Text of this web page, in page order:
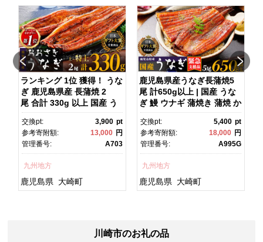
ランキング 1位 獲得！ うな
ぎ 鹿児島県産 長蒲焼 2
尾 合計 330g 以上 国産 う
なぎ 鰻 ウナギ 蒲焼き 蒲
焼 かばやき 魚 魚介 魚貝 海
鮮 うな重 ひつまぶし 蒲
焼 訳あり ギフト 人気 おす
半島 A703
交換pt: 3,900 pt
参考寄附額:
13,000 円
管理番号:
A703
九州地方
鹿児島県 大崎町
鹿児島県産うなぎ長蒲焼5
尾 計650g以上 | 国産 うな
ぎ 鰻 ウナギ 蒲焼き 蒲焼 か
ばやき unagi うなぎ蒲
焼 土用丑の日 土用の丑の
日 丑の日 魚 魚介 魚貝 海
鮮 うな重 蒲焼 訳あり ギフ
県 大崎町 大隅半
島 A995G 【会員限定のお
礼の品】【うなぎ蒲焼 国
交換pt: 5,400 pt
参考寄附額:
18,000 円
管理番号:
A995G
九州地方
鹿児島県 大崎町
川崎市のお礼の品